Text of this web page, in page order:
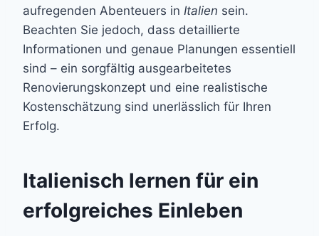
aufregenden Abenteuers in Italien sein.
Beachten Sie jedoch, dass detaillierte
Informationen und genaue Planungen essentiell
sind – ein sorgfältig ausgearbeitetes
Renovierungskonzept und eine realistische
Kostenschätzung sind unerlässlich für Ihren
Erfolg.
Italienisch lernen für ein
erfolgreiches Einleben